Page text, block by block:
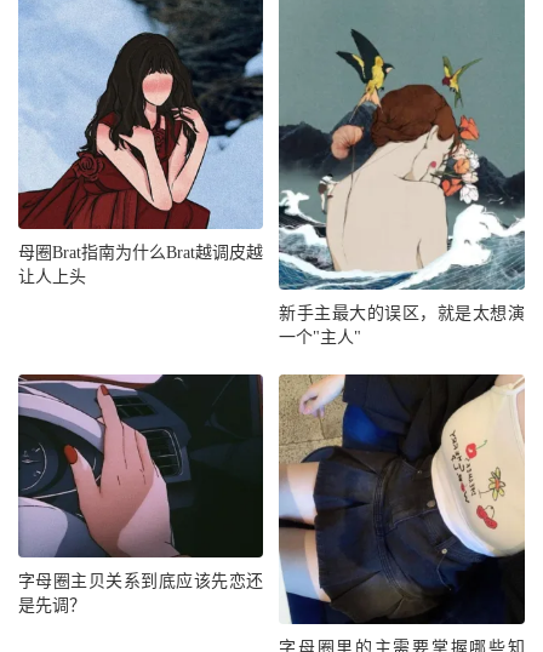
母圈Brat指南为什么Brat越调皮越
让人上头
新手主最大的误区，就是太想演
一个"主人"
字母圈主贝关系到底应该先恋还
是先调？
字母圈里的主需要掌握哪些知